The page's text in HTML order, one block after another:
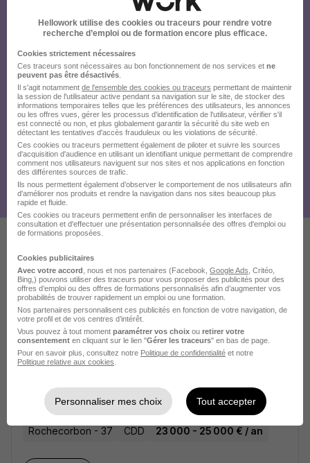
Ces offres pourraient aussi
vous intéresser
Agent Logistique H/F
Cordon Group
Rochecorbon - 37 CDD 23 000 - 25 000 € / an
Hellowork utilise des cookies ou traceurs pour rendre votre
recherche d’emploi ou de formation encore plus efficace.
Cookies strictement nécessaires
Ces traceurs sont nécessaires au bon fonctionnement de nos services et ne
peuvent pas être désactivés
Il s'agit notamment de l'ensemble des cookies ou traceurs permettant de maintenir
la session de l'utilisateur active pendant sa navigation sur le site, de stocker des
informations temporaires telles que les préférences des utilisateurs, les annonces
ou les offres vues, gérer les processus d'identification de l'utilisateur, vérifier s'il
est connecté ou non, et plus globalement garantir la sécurité du site web en
détectant les tentatives d'accès frauduleux ou les violations de sécurité.
Ces cookies ou traceurs permettent également de piloter et suivre les sources
d'acquisition d'audience en utilisant un identifiant unique permettant de comprendre
comment nos utilisateurs naviguent sur nos sites et nos applications en fonction
des différentes sources de trafic.
Ils nous permettent également d’observer le comportement de nos utilisateurs afin
d'améliorer nos produits et rendre la navigation dans nos sites beaucoup plus
rapide et fluide.
Ces cookies ou traceurs permettent enfin de personnaliser les interfaces de
consultation et d'effectuer une présentation personnalisée des offres d'emploi ou
de formations proposées.
Cookies publicitaires
Avec votre accord , nous et nos partenaires (Facebook, Google Ads , Critéo,
Bing,) pouvons utiliser des traceurs pour vous proposer des publicités pour des
offres d’emploi ou des offres de formations personnalisés afin d’augmenter vos
probabilités de trouver rapidement un emploi ou une formation.
Nos partenaires personnalisent ces publicités en fonction de votre navigation, de
votre profil et de vos centres d’intérêt.
Vous pouvez à tout moment paramétrer vos choix ou retirer votre
consentement en cliquant sur le lien "Gérer les traceurs" en bas de page.
Pour en savoir plus, consultez notre Politique de confidentialité et notre
Politique relative aux cookies
Personnaliser mes choix Tout accepter